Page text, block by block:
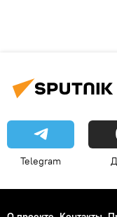
Telegram